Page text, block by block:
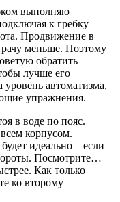
выполняю
к гребку
Продвижение в
меньше. Поэтому
обратить
лучше его
автоматизма,
упражнения.
в воде по пояс.
корпусом.
идеально – если
Посмотрите…
Как только
ко второму